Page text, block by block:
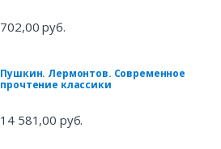
702,00 руб.
Пушкин. Лермонтов. Современное
прочтение классики
14 581,00 руб.